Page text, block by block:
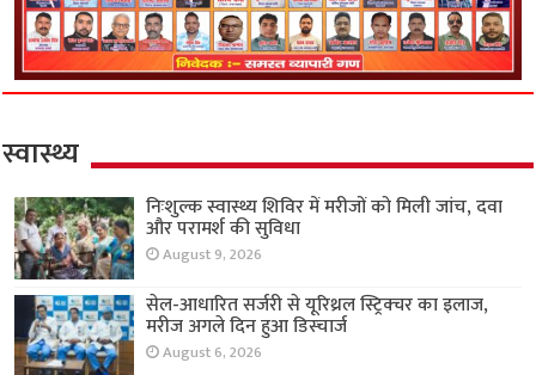
स्वास्थ्य
निःशुल्क स्वास्थ्य शिविर में मरीजों को मिली जांच, दवा
और परामर्श की सुविधा
August 9, 2026
सेल-आधारित सर्जरी से यूरिथ्रल स्ट्रिक्चर का इलाज,
मरीज अगले दिन हुआ डिस्चार्ज
August 6, 2026